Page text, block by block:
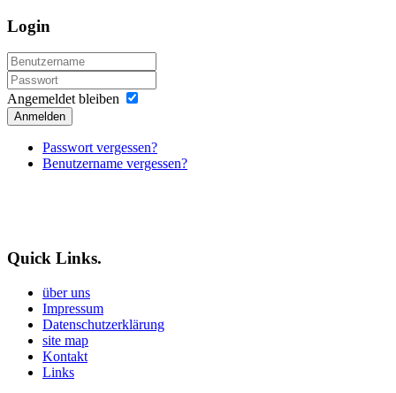
Login
Angemeldet bleiben
Anmelden
Passwort vergessen?
Benutzername vergessen?
Quick Links.
über uns
Impressum
Datenschutzerklärung
site map
Kontakt
Links